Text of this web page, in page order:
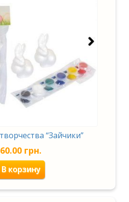
“Зайчики”
60.00 грн.
В корзину